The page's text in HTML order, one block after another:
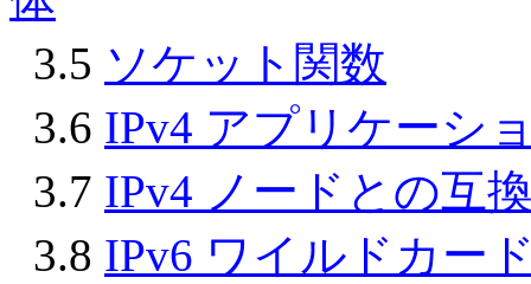
3.5 ソケット関数
3.6 IPv4 アプリケーシ
3.7 IPv4 ノードとの互
3.8 IPv6 ワイルドカー